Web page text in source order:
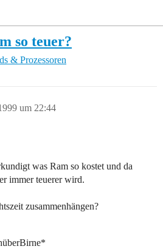
so teuer?
& Prozessoren
um 22:44
was Ram so kostet und da
immer teuerer wird.
zusammenhängen?